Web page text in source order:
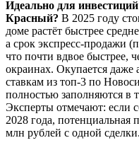
Идеально для
Красный? В 2025 году
доме растёт быстрее
а срок экспресс-продажи
что почти вдвое быстрее,
окраинах. Окупается даже
ставкам из топ-3 по
полностью заполняются в
Эксперты отмечают: если
2028 года, потенциальная
млн рублей с одной сделки.